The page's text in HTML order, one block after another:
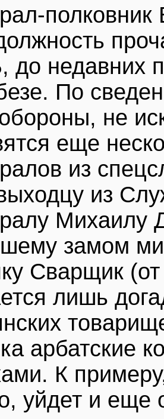
до недавних
По
не
еще
из
из
Михаилу
замом
Сварщик
лишь
арбатские
К
уйдет и еще